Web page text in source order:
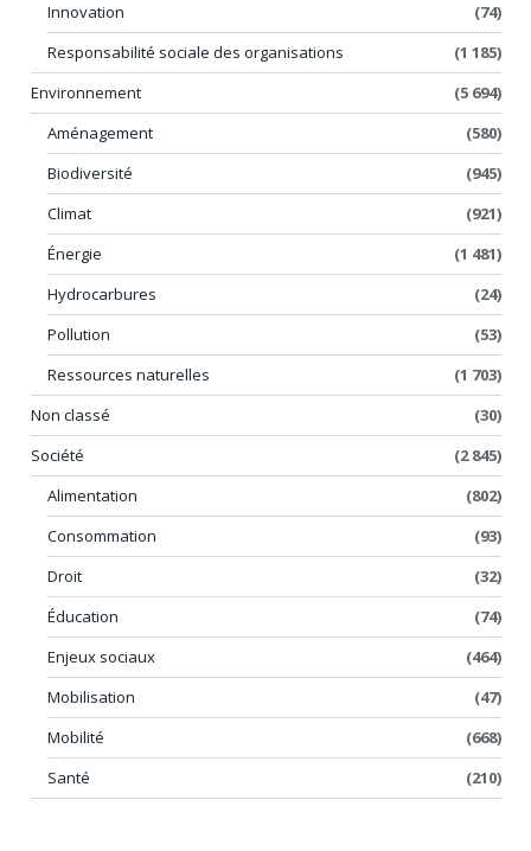
Innovation
(74)
Responsabilité sociale des organisations
(1 185)
Environnement
(5 694)
Aménagement
(580)
Biodiversité
(945)
Climat
(921)
Énergie
(1 481)
Hydrocarbures
(24)
Pollution
(53)
Ressources naturelles
(1 703)
Non classé
(30)
Société
(2 845)
Alimentation
(802)
Consommation
(93)
Droit
(32)
Éducation
(74)
Enjeux sociaux
(464)
Mobilisation
(47)
Mobilité
(668)
Santé
(210)